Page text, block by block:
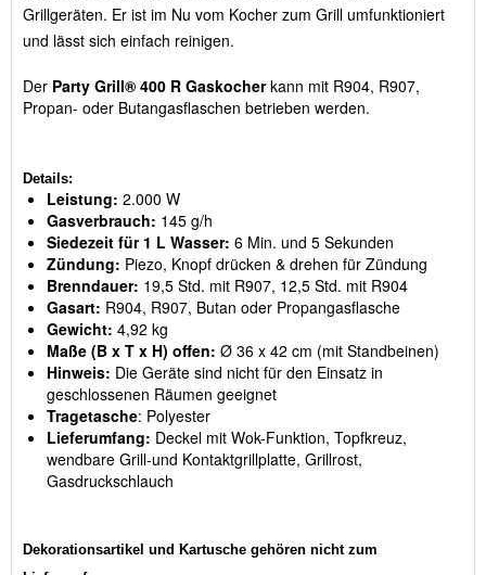
Grillgeräten. Er ist im Nu vom Kocher zum Grill umfunktioniert
und lässt sich einfach reinigen.
Der Party Grill® 400 R Gaskocherkann mit R904, R907,
Propan- oder Butangasflaschen betrieben werden.
Details:
Leistung: 2.000 W
Gasverbrauch: 145 g/h
Siedezeit für 1 L Wasser: 6 Min. und 5 Sekunden
Zündung: Piezo, Knopf drücken & drehen für Zündung
Brenndauer: 19,5 Std. mit R907, 12,5 Std. mit R904
Gasart: R904, R907, Butan oder Propangasflasche
Gewicht: 4,92 kg
Maße (B x T x H) offen: Ø 36 x 42 cm (mit Standbeinen)
Hinweis: Die Geräte sind nicht für den Einsatz in
geschlossenen Räumen geeignet
Tragetasche: Polyester
Lieferumfang: Deckel mit Wok-Funktion, Topfkreuz,
wendbare Grill-und Kontaktgrillplatte, Grillrost,
Gasdruckschlauch
Dekorationsartikel und Kartusche gehören nicht zum